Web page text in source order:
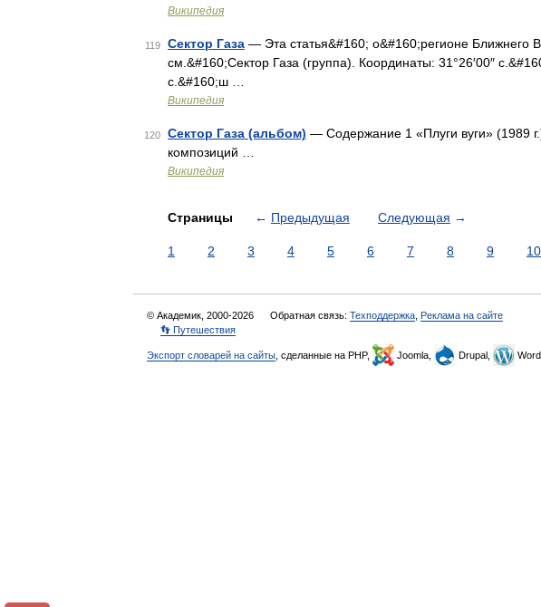
Википедия
119 Сектор Газа — Эта статья&#160; о&#160;регионе Ближнего
см.&#160;Сектор Газа (группа). Координаты: 31°26′00″
с.&#160;ш …
Википедия
120 Сектор Газа (альбом) — Содержание 1 «Плуги вуги» (1989
композиций …
Википедия
Страницы ← Предыдущая Следующая →
1 2 3 4 5 6 7 8 9 10
© Академик, 2000-2026 Обратная связь: Техподдержка Реклама на сайте
👣 Путешествия
Экспорт словарей на сайты , сделанные на PHP, Joomla, Drupal,